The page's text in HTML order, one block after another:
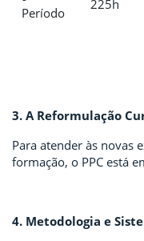
Período
225h
3. A Reformulação
Para atender às novas
formação, o PPC está
4. Metodologia e